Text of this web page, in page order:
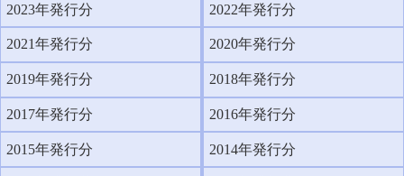
2023年発行分 2022年発行分
2021年発行分 2020年発行分
2019年発行分 2018年発行分
2017年発行分 2016年発行分
2015年発行分 2014年発行分